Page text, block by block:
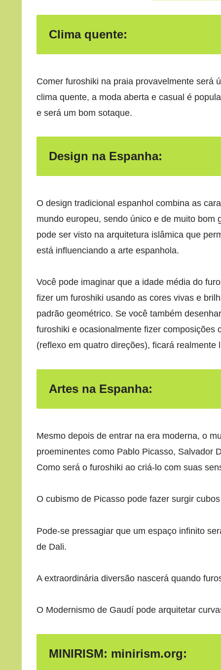
Clima quente:
Comer furoshiki na praia provavelmente será
clima quente, a moda aberta e casual é
e será um bom sotaque.
Design na Espanha:
O design tradicional espanhol combina as
mundo europeu, sendo único e de muito
pode ser visto na arquitetura islâmica que
está influenciando a arte espanhola.
Você pode imaginar que a idade média do
fizer um furoshiki usando as cores vivas e
padrão geométrico. Se você também
furoshiki e ocasionalmente fizer composições
(reflexo em quatro direções), ficará realmente
Artes na Espanha:
Mesmo depois de entrar na era moderna, o
proeminentes como Pablo Picasso, Salvador
Como será o furoshiki ao criá-lo com suas
O cubismo de Picasso pode fazer surgir
Pode-se pressagiar que um espaço infinito
de Dali.
A extraordinária diversão nascerá quando
O Modernismo de Gaudí pode arquitetar
MINIRISM: minirism.org: